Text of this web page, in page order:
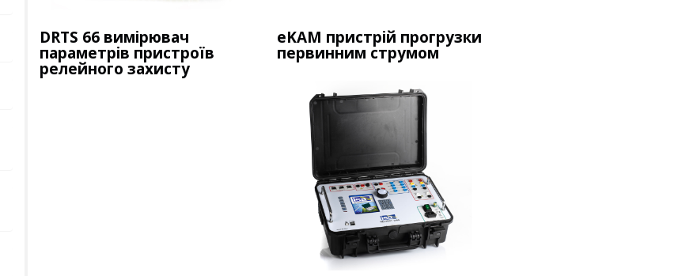
DRTS 66 вимірювач
параметрів пристроїв
релейного захисту
eKAM пристрій прогрузки
первинним струмом